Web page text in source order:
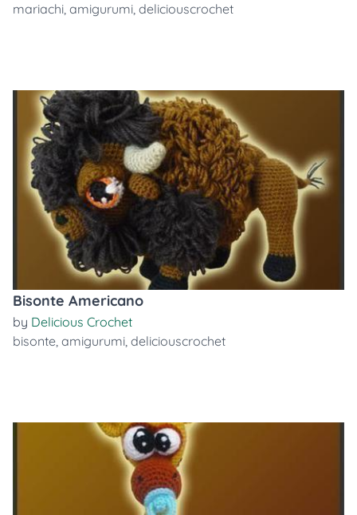
mariachi, amigurumi, deliciouscrochet
Bisonte Americano
by Delicious Crochet
bisonte, amigurumi, deliciouscrochet